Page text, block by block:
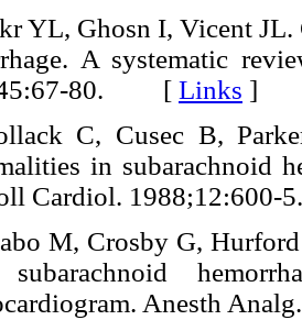
YL, Ghosn I, Vicent
A systematic
80. [ Links ]
C, Cusec B,
in subarachnoid
Cardiol.
M, Crosby G,
subarachnoid
Anesth